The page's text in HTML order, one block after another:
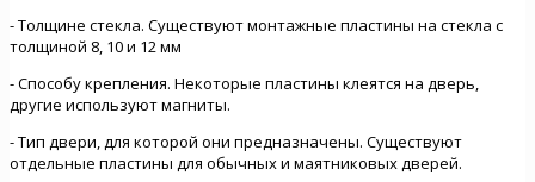
- Толщине стекла. Существуют монтажные пластины на стекла с
толщиной 8, 10 и 12 мм
- Способу крепления. Некоторые пластины клеятся на дверь,
другие используют магниты.
- Тип двери, для которой они предназначены. Существуют
отдельные пластины для обычных и маятниковых дверей.